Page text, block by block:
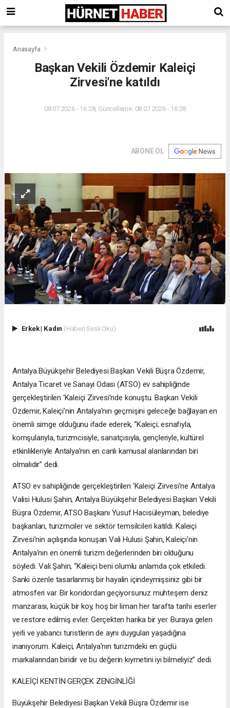
Anasayfa
Başkan Vekili Özdemir Kaleiçi
Zirvesi'ne katıldı
08.07.2026 - 16:28, Güncelleme: 08.07.2026 - 16:28
ABONE OL
Erkek| Kadın (Haberi Sesli Oku)
Antalya Büyükşehir Belediyesi Başkan Vekili Büşra Özdemir,
Antalya Ticaret ve Sanayi Odası (ATSO) ev sahipliğinde
gerçekleştirilen ‘Kaleiçi Zirvesi’nde konuştu. Başkan Vekili
Özdemir, Kaleiçi’nin Antalya'nın geçmişini geleceğe bağlayan en
önemli simge olduğunu ifade ederek, “Kaleiçi; esnafıyla,
komşularıyla, turizmcisiyle, sanatçısıyla, gençleriyle, kültürel
etkinlikleriyle Antalya'nın en canlı kamusal alanlarından biri
olmalıdır” dedi.
ATSO ev sahipliğinde gerçekleştirilen ‘Kaleiçi Zirvesi’ne Antalya
Valisi Hulusi Şahin, Antalya Büyükşehir Belediyesi Başkan Vekili
Büşra Özdemir, ATSO Başkanı Yusuf Hacısüleyman, belediye
başkanları, turizmciler ve sektör temsilcileri katıldı. Kaleiçi
Zirvesi’nin açılışında konuşan Vali Hulusi Şahin, Kaleiçi'nin
Antalya'nın en önemli turizm değerlerinden biri olduğunu
söyledi. Vali Şahin, “Kaleiçi beni olumlu anlamda çok etkiledi.
Sanki özenle tasarlanmış bir hayalin içindeymişsiniz gibi bir
atmosferi var. Bir koridordan geçiyorsunuz muhteşem deniz
manzarası, küçük bir koy, hoş bir liman her tarafta tarihi eserler
ve restore edilmiş evler. Gerçekten harika bir yer. Buraya gelen
yerli ve yabancı turistlerin de aynı duyguları yaşadığına
inanıyorum. Kaleiçi, Antalya'nın turizmdeki en güçlü
markalarından biridir ve bu değerin kıymetini iyi bilmeliyiz” dedi.
KALEİÇİ KENTİN GERÇEK ZENGİNLİĞİ
Büyükşehir Belediyesi Başkan Vekili Büşra Özdemir ise